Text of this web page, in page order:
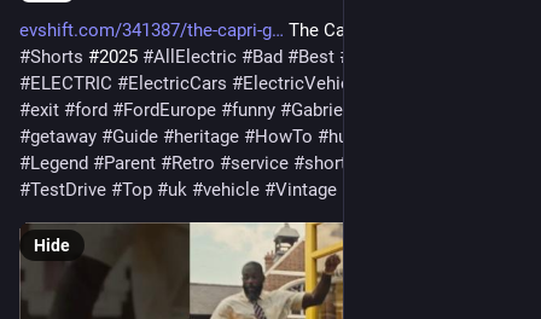
evshift.com/341387/the-capri-g
#Shorts #2025 #AllElectric #Bad #Best #
#ELECTRIC #ElectricCars #ElectricVehicles
#exit #ford #FordEurope #funny #GabrielSey
#getaway #Guide #heritage #HowTo #humour
#Legend #Parent #Retro #service #shorts
#TestDrive #Top #uk #vehicle #Vintage
Hide